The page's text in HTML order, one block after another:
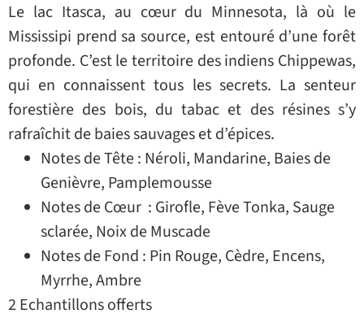
Le lac Itasca, au cœur du Minnesota, là où le
Mississipi prend sa source, est entouré d’une forêt
profonde. C’est le territoire des indiens Chippewas,
qui en connaissent tous les secrets. La senteur
forestière des bois, du tabac et des résines s’y
rafraîchit de baies sauvages et d’épices.
Notes de Tête : Néroli, Mandarine, Baies de
Genièvre, Pamplemousse
Notes de Cœur : Girofle, Fève Tonka, Sauge
sclarée, Noix de Muscade
Notes de Fond : Pin Rouge, Cèdre, Encens,
Myrrhe, Ambre
2 Echantillons offerts